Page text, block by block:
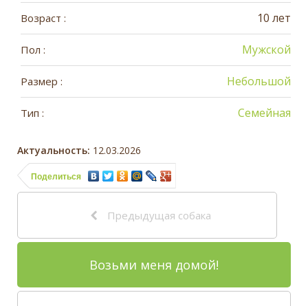
Возраст : 10 лет
Пол : Мужской
Размер : Небольшой
Тип : Семейная
Актуальность: 12.03.2026
Поделиться
Предыдущая собака
Возьми меня домой!